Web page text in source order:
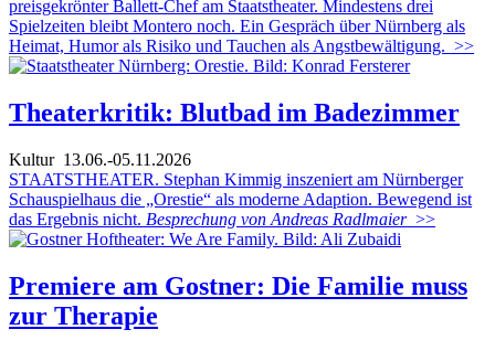
preisgekrönter Ballett-Chef am Staatstheater. Mindestens drei
Spielzeiten bleibt Montero noch. Ein Gespräch über Nürnberg als
Heimat, Humor als Risiko und Tauchen als Angstbewältigung. >>
Theaterkritik: Blutbad im Badezimmer
Kultur13.06.-05.11.2026
STAATSTHEATER. Stephan Kimmig inszeniert am Nürnberger
Schauspielhaus die „Orestie“ als moderne Adaption. Bewegend ist
das Ergebnis nicht. Besprechung von Andreas Radlmaier>>
Premiere am Gostner: Die Familie muss
zur Therapie